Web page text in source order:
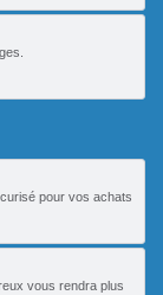
pour vos achats
vous rendra plus